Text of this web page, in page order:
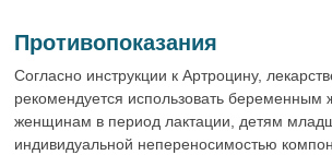
Противопоказания
Согласно инструкции к Артроцину,
рекомендуется использовать беременным
женщинам в период лактации, детям
индивидуальной непереносимостью